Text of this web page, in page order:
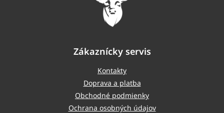
Zákaznícky servis
Kontakty
Doprava a platba
Obchodné podmienky
Ochrana osobných údajov